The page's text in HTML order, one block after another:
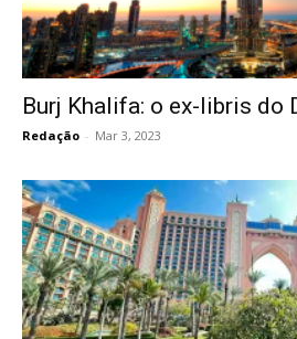
Burj Khalifa: o ex-libris do
Redação - Mar 3, 2023